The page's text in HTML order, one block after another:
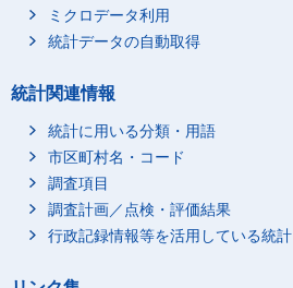
ミクロデータ利用
統計データの自動取得
統計関連情報
統計に用いる分類・用語
市区町村名・コード
調査項目
調査計画／点検・評価結果
行政記録情報等を活用している統計